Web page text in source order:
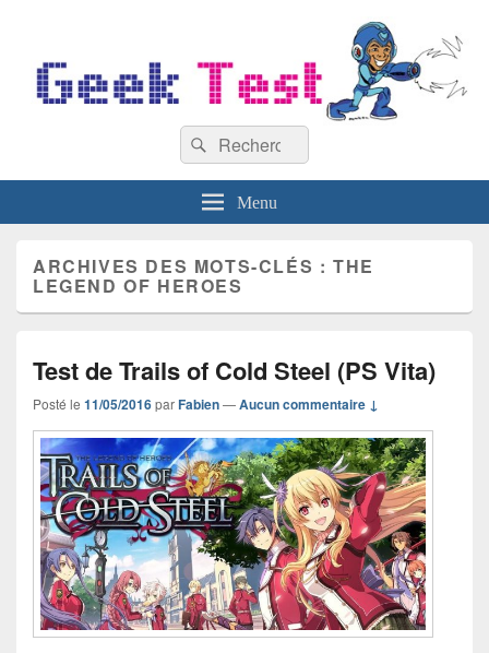
Recherche :
Rechercher
Menu
ARCHIVES DES MOTS-CLÉS :THE
LEGEND OF HEROES
Test de Trails of Cold Steel (PS Vita)
Posté le 11/05/2016parFabien—Aucun commentaire ↓